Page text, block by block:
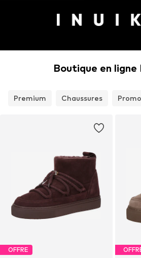
Boutique en ligne
Premium Chaussures
OFFRE